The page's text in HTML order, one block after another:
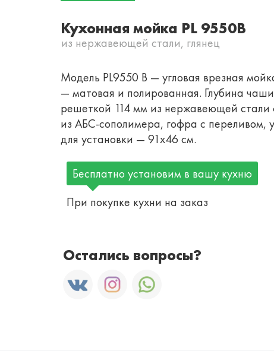
Кухонная мойка PL 9550B
из нержавеющей стали, глянец
Модель PL9550 В — угловая врезная
— матовая и полированная. Глубина
решеткой 114 мм из нержавеющей стали
из АБС-сополимера, гофра с переливом,
для установки — 91х46 см.
Бесплатно установим в вашу кухню
При покупке кухни на заказ
Остались вопросы?